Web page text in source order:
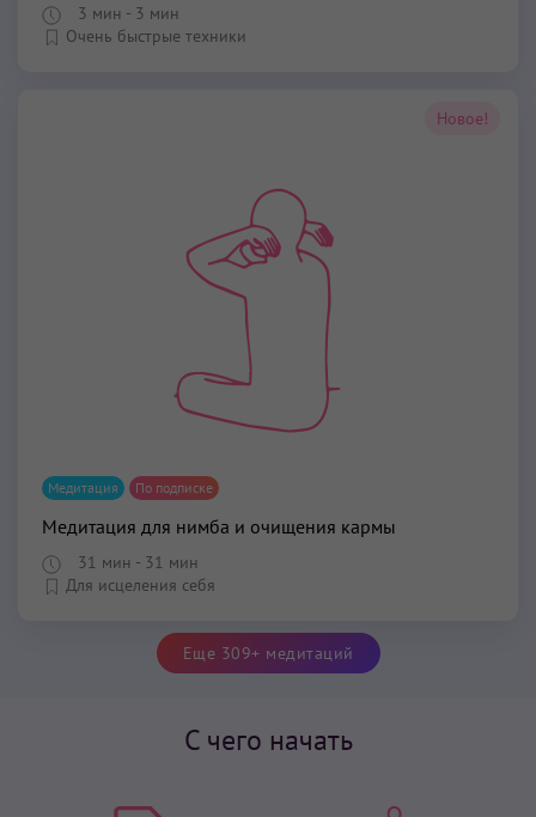
3 мин - 3 мин
Очень быстрые техники
Новое!
Медитация По подписке
Медитация для нимба и очищения кармы
31 мин - 31 мин
Для исцеления себя
Еще 309+ медитаций
С чего начать